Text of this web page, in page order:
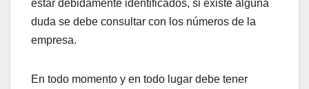
estar debidamente identificados, si existe alguna
duda se debe consultar con los números de la
empresa.
En todo momento y en todo lugar debe tener